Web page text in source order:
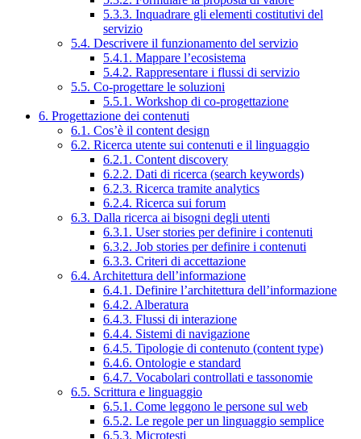
5.3.3. Inquadrare gli elementi costitutivi del
servizio
5.4. Descrivere il funzionamento del servizio
5.4.1. Mappare l’ecosistema
5.4.2. Rappresentare i flussi di servizio
5.5. Co-progettare le soluzioni
5.5.1. Workshop di co-progettazione
6. Progettazione dei contenuti
6.1. Cos’è il content design
6.2. Ricerca utente sui contenuti e il linguaggio
6.2.1. Content discovery
6.2.2. Dati di ricerca (search keywords)
6.2.3. Ricerca tramite analytics
6.2.4. Ricerca sui forum
6.3. Dalla ricerca ai bisogni degli utenti
6.3.1. User stories per definire i contenuti
6.3.2. Job stories per definire i contenuti
6.3.3. Criteri di accettazione
6.4. Architettura dell’informazione
6.4.1. Definire l’architettura dell’informazione
6.4.2. Alberatura
6.4.3. Flussi di interazione
6.4.4. Sistemi di navigazione
6.4.5. Tipologie di contenuto (content type)
6.4.6. Ontologie e standard
6.4.7. Vocabolari controllati e tassonomie
6.5. Scrittura e linguaggio
6.5.1. Come leggono le persone sul web
6.5.2. Le regole per un linguaggio semplice
6.5.3. Microtesti